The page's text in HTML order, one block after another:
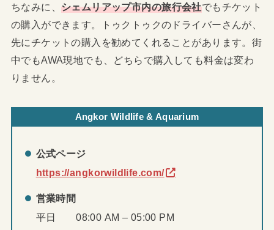
ちなみに、 シェムリアップ市内の旅行会社でもチケット
の購入ができます。トゥクトゥクのドライバーさんが、
先にチケットの購入を勧めてくれることがあります。街
中でもAWA現地でも、どちらで購入しても料金は変わ
りません。
Angkor Wildlife & Aquarium
公式ページ
https://angkorwildlife.com/
営業時間
平日 08:00 AM – 05:00 PM